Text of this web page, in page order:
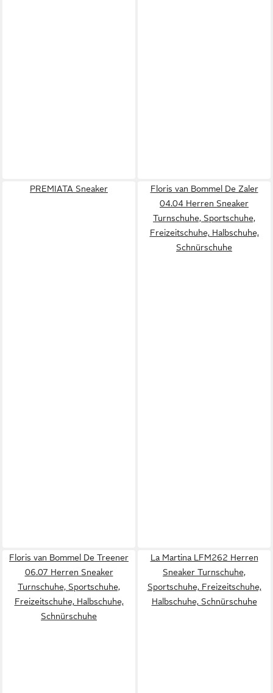
PREMIATA Sneaker
Floris van Bommel De Zaler
04.04 Herren Sneaker
Turnschuhe, Sportschuhe,
Freizeitschuhe, Halbschuhe,
Schnürschuhe
Floris van Bommel De Treener
06.07 Herren Sneaker
Turnschuhe, Sportschuhe,
Freizeitschuhe, Halbschuhe,
Schnürschuhe
La Martina LFM262 Herren
Sneaker Turnschuhe,
Sportschuhe, Freizeitschuhe,
Halbschuhe, Schnürschuhe